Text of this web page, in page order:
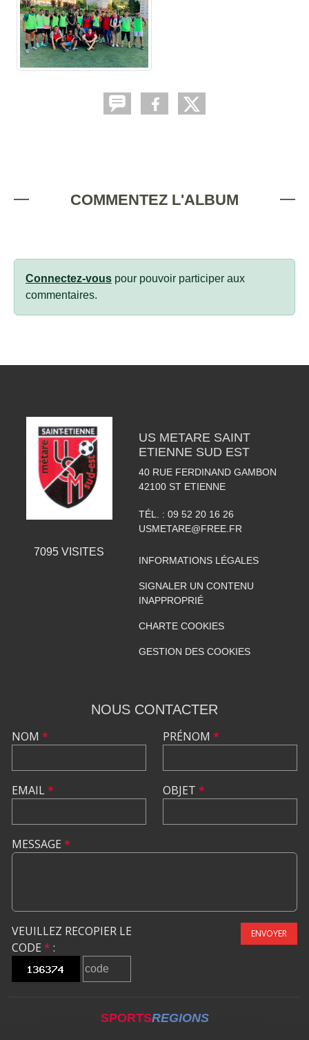
COMMENTEZ L'ALBUM
Connectez-vous pour pouvoir participer aux
commentaires.
7095 VISITES
US METARE SAINT
ETIENNE SUD EST
40 RUE FERDINAND GAMBON
42100 ST ETIENNE
TÉL. : 09 52 20 16 26
USMETARE@FREE.FR
INFORMATIONS LÉGALES
SIGNALER UN CONTENU
INAPPROPRIÉ
CHARTE COOKIES
GESTION DES COOKIES
NOUS CONTACTER
NOM *
EMAIL*
PRÉNOM *
OBJET *
MESSAGE *
VEUILLEZ RECOPIER LE
CODE * :
ENVOYER
SPORTSREGIONS